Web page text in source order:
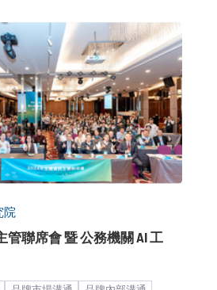
院
管聯席會 暨 公務機關 AI 工